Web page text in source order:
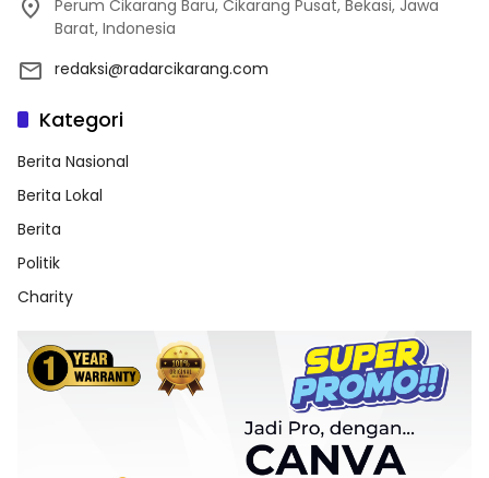
Perum Cikarang Baru, Cikarang Pusat, Bekasi, Jawa
Barat, Indonesia
redaksi@radarcikarang.com
Kategori
Berita Nasional
Berita Lokal
Berita
Politik
Charity